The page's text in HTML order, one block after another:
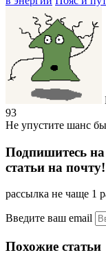
93
Не упустите шанс
Подпишитесь
статьи на почту!
рассылка не чаще 1
Введите ваш email
Похожие статьи